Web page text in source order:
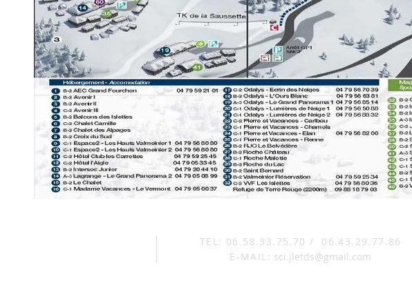
TEL: 06.58.33.75.70 /
06.43.29.77.86
E-MAIL: sci.jletds@gmail.com